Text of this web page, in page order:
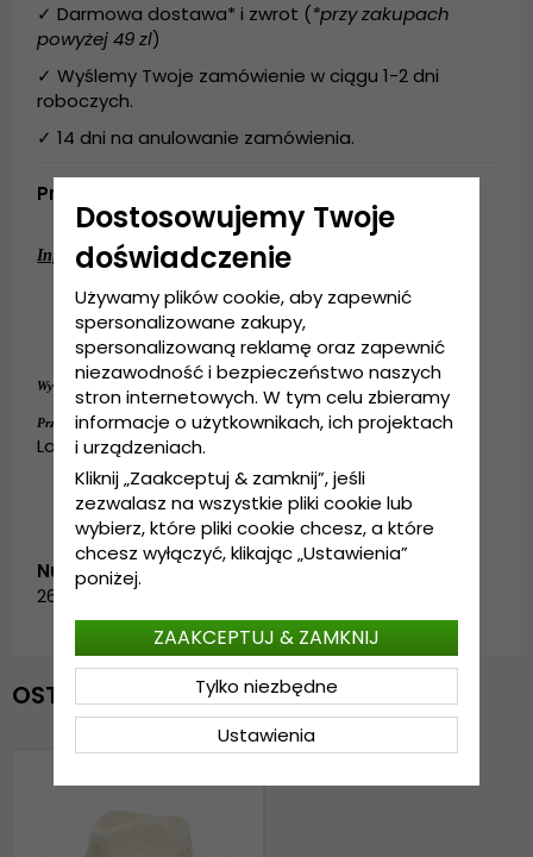
✓ Darmowa dostawa* i zwrot (*przy zakupach
powyżej 49 zl)
✓ Wyślemy Twoje zamówienie w ciągu 1-2 dni
roboczych.
✓ 14 dni na anulowanie zamówienia.
Produktbeskrivning
Informacje szczegółowe:
12-centymetrowa główka.
8-centymetrowe rondo.
100%
Wykonanie: słomy
Przewodnik po rozmiarach:
Small - 55 cm. Medium - 57 cm.
Large - 59 cm. X-Large - 61 cm.
Numer artykułu:
2661102C-3
OSTATNIO OGLĄDANE
Dostosowujemy Twoje
doświadczenie
Używamy plików cookie, aby zapewnić
spersonalizowane zakupy,
spersonalizowaną reklamę oraz zapewnić
niezawodność i bezpieczeństwo naszych
stron internetowych. W tym celu zbieramy
informacje o użytkownikach, ich projektach
i urządzeniach.
Kliknij „Zaakceptuj & zamknij”, jeśli
zezwalasz na wszystkie pliki cookie lub
wybierz, które pliki cookie chcesz, a które
chcesz wyłączyć, klikając „Ustawienia”
poniżej.
Ustawienia
Tylko niezbędne
ZAAKCEPTUJ & ZAMKNIJ